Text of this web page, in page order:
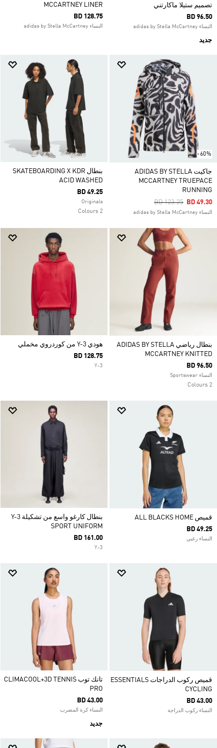
تصميم ستيلا ماكارتني
BD 96.50
النساء adidas by Stella McCartney
جديد
MCCARTNEY LINER
BD 128.75
النساء adidas by Stella McCartney
-60%
جاكيت ADIDAS BY STELLA
MCCARTNEY TRUEPACE
RUNNING
Price Reduced From
BD 123.25ToBD 49.30
النساء adidas by Stella McCartney
بنطال SKATEBOARDING X KDR
ACID WASHED
BD 49.25
Originals
2 Colours
بنطال رياضي ADIDAS BY STELLA
MCCARTNEY KNITTED
BD 96.50
النساء Sportswear
2 Colours
هودي Y-3 من كوردروي مخملي
BD 128.75
Y-3
قميص ALL BLACKS HOME
BD 49.25
النساء رغبي
بنطال كارغو واسع من تشكيلة Y-3
SPORT UNIFORM
BD 161.00
Y-3
قميص ركوب الدراجات ESSENTIALS
CYCLING
BD 43.00
النساء ركوب الدراجة
تانك توب CLIMACOOL+3D TENNIS
PRO
BD 43.00
النساء كرة المضرب
جديد